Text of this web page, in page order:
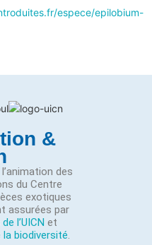
espece/epilobium-
&
des
du Centre
exotiques
assurées par
l’UICN et
biodiversité.